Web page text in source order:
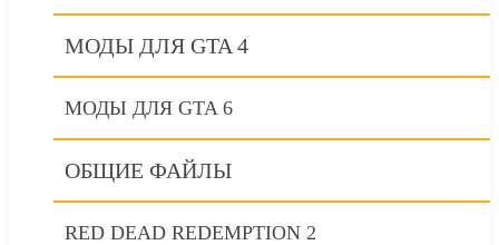
МОДЫ ДЛЯ GTA 4
МОДЫ ДЛЯ GTA 6
ОБЩИЕ ФАЙЛЫ
RED DEAD REDEMPTION 2